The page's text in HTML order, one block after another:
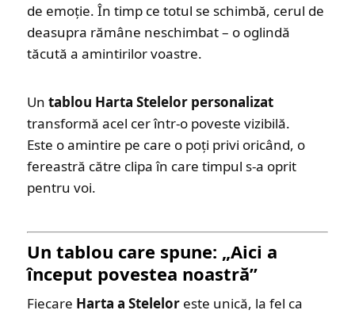
de emoție. În timp ce totul se schimbă, cerul de
deasupra rămâne neschimbat – o oglindă
tăcută a amintirilor voastre.
Un tablou Harta Stelelor personalizat
transformă acel cer într-o poveste vizibilă.
Este o amintire pe care o poți privi oricând, o
fereastră către clipa în care timpul s-a oprit
pentru voi.
Un tablou care spune: „Aici a
început povestea noastră”
Fiecare Harta a Steleloreste unică, la fel ca